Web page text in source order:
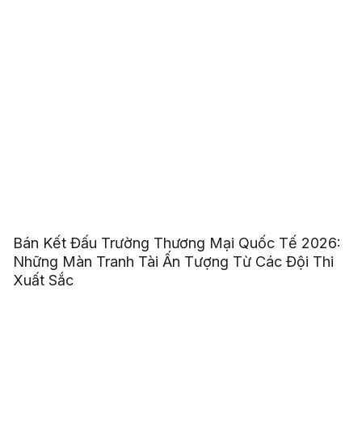
Bán Kết Đấu Trường Thương Mại Quốc Tế 2026:
Những Màn Tranh Tài Ấn Tượng Từ Các Đội Thi
Xuất Sắc